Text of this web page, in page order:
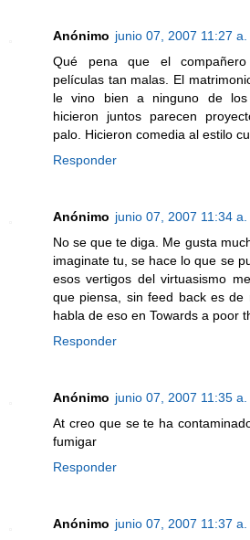
Anónimo junio 07, 2007 11:27 a.
Qué pena que el
películas tan malas. El
le vino bien a ninguno de
hicieron juntos parecen
palo. Hicieron comedia al estilo
Responder
Anónimo junio 07, 2007 11:34 a.
No se que te diga. Me gusta
imaginate tu, se hace lo que se
esos vertigos del virtuasismo
que piensa, sin feed back es de
habla de eso en Towards a poor
Responder
Anónimo junio 07, 2007 11:35 a.
At creo que se te ha
fumigar
Responder
Anónimo junio 07, 2007 11:37 a.